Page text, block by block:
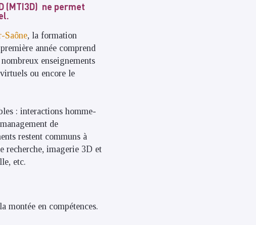
(MTI3D) ne permet
Saône, la formation
année comprend
enseignements
ou encore le
: interactions homme-
de
restent communs à
recherche, imagerie 3D et
etc.
montée en compétences.